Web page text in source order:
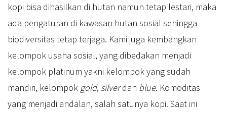
kopi bisa dihasilkan di hutan namun tetap lestari, maka
ada pengaturan di kawasan hutan sosial sehingga
biodiversitas tetap terjaga. Kami juga kembangkan
kelompok usaha sosial, yang dibedakan menjadi
kelompok platinum yakni kelompok yang sudah
mandiri, kelompok gold, silverdan blue. Komoditas
yang menjadi andalan, salah satunya kopi. Saat ini